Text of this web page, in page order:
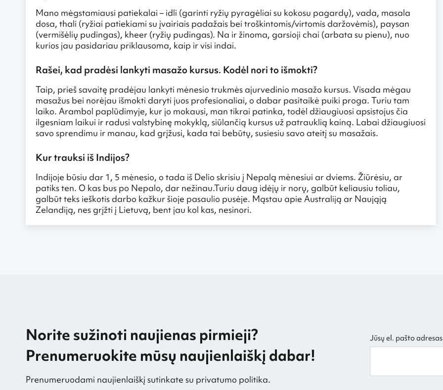
Mano mėgstamiausi patiekalai – idli (garinti ryžių pyragėliai su kokosu pagardų), vada, masala
dosa, thali (ryžiai patiekiami su įvairiais padažais bei troškintomis/virtomis daržovėmis), paysan
(vermišėlių pudingas), kheer (ryžių pudingas). Na ir žinoma, garsioji chai (arbata su pienu), nuo
kurios jau pasidariau priklausoma, kaip ir visi indai.
Rašei, kad pradėsi lankyti masažo kursus. Kodėl nori to išmokti?
Taip, prieš savaitę pradėjau lankyti mėnesio trukmės ajurvedinio masažo kursus. Visada mėgau
masažus bei norėjau išmokti daryti juos profesionaliai, o dabar pasitaikė puiki proga. Turiu tam
laiko. Arambol paplūdimyje, kur jo mokausi, man tikrai patinka, todėl džiaugiuosi apsistojus čia
ilgesniam laikui ir radusi valstybinę mokyklą, siūlančią kursus už patrauklią kainą. Labai džiaugiuosi
savo sprendimu ir manau, kad grįžusi, kada tai bebūtų, susiesiu savo ateitį su masažais.
Kur trauksi iš Indijos?
Indijoje būsiu dar 1, 5 mėnesio, o tada iš Delio skrisiu į Nepalą mėnesiui ar dviems. Žiūrėsiu, ar
patiks ten. O kas bus po Nepalo, dar nežinau.Turiu daug idėjų ir norų, galbūt keliausiu toliau,
galbūt teks ieškotis darbo kažkur šioje pasaulio pusėje. Mąstau apie Australiją ar Naująją
Zelandiją, nes grįžti į Lietuvą, bent jau kol kas, nesinori.
Norite sužinoti naujienas pirmieji?
Prenumeruokite mūsų naujienlaiškį dabar!
Prenumeruodami naujienlaiškį sutinkate su privatumo politika.
Jūsų el. pašto adresas